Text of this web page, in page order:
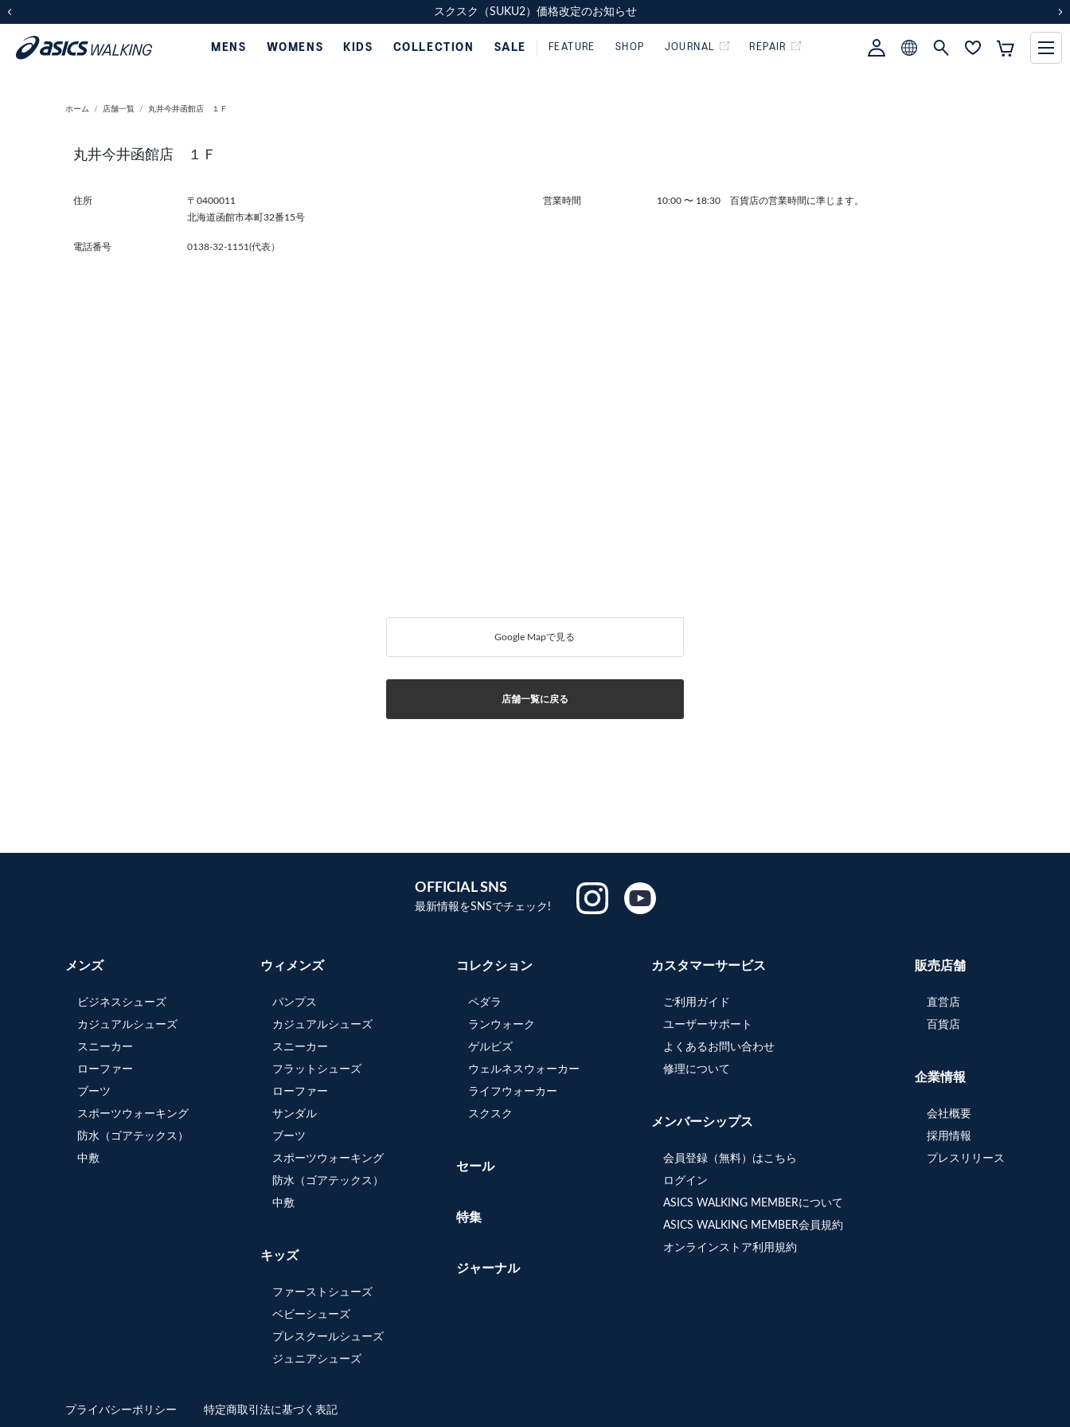
スクスク（SUKU2）価格改定のお知らせ
配送に関するお知らせ
スクスク（SUKU2）価格改定のお知らせ
配送に関するお知らせ
MENS WOMENS KIDS COLLECTION SALE FEATURE SHOP JOURNAL REPAIR
ホーム 店舗一覧 丸井今井函館店 １Ｆ
丸井今井函館店 １Ｆ
住所
〒0400011
北海道函館市本町32番15号
電話番号 0138-32-1151(代表）
営業時間 10:00 〜 18:30 百貨店の営業時間に準じます。
Google Mapで見る
店舗一覧に戻る
OFFICIAL SNS
最新情報をSNSでチェック!
メンズ
ビジネスシューズ
カジュアルシューズ
スニーカー
ローファー
ブーツ
スポーツウォーキング
防水（ゴアテックス）
中敷
ウィメンズ
パンプス
カジュアルシューズ
スニーカー
フラットシューズ
ローファー
サンダル
ブーツ
スポーツウォーキング
防水（ゴアテックス）
中敷
キッズ
ファーストシューズ
ベビーシューズ
プレスクールシューズ
ジュニアシューズ
コレクション
ペダラ
ランウォーク
ゲルビズ
ウェルネスウォーカー
ライフウォーカー
スクスク
セール
特集
ジャーナル
カスタマーサービス
ご利用ガイド
ユーザーサポート
よくあるお問い合わせ
修理について
メンバーシップス
会員登録（無料）はこちら
ログイン
ASICS WALKING MEMBERについて
ASICS WALKING MEMBER会員規約
オンラインストア利用規約
販売店舗
直営店
百貨店
企業情報
会社概要
採用情報
プレスリリース
プライバシーポリシー 特定商取引法に基づく表記